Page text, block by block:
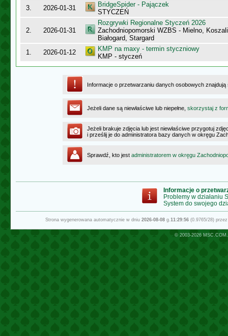
3. 2026-01-31
BridgeSpider - Pajączek
STYCZEŃ
2. 2026-01-31
Rozgrywki Regionalne Styczeń 2026
Zachodniopomorski WZBS - Mielno,
Białogard, Stargard
1.
2026-01-12
KMP na maxy - termin styczniowy
KMP - styczeń
Informacje o przetwarzaniu danych osobowych
Jeżeli dane są niewłaściwe lub niepełne, skorzystaj z
Jeżeli brakuje zdjęcia lub jest niewłaściwe przygotuj
i prześlij je do administratora bazy danych w okręgu
Sprawdź, kto jest administratorem w okręgu
Informacje o
Problemy w działaniu
System do swojego
Strona wygenerowana automatycznie w dniu 2026-08-08g.11:29:56(0.9765/28)
© 2003-2026